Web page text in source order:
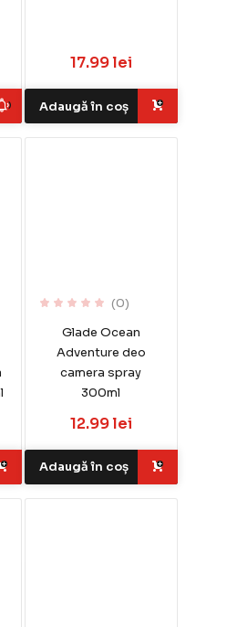
17.99 lei
Adaugă în coș
(0)
Glade Ocean
Adventure deo
camera spray
300ml
12.99 lei
Adaugă în coș